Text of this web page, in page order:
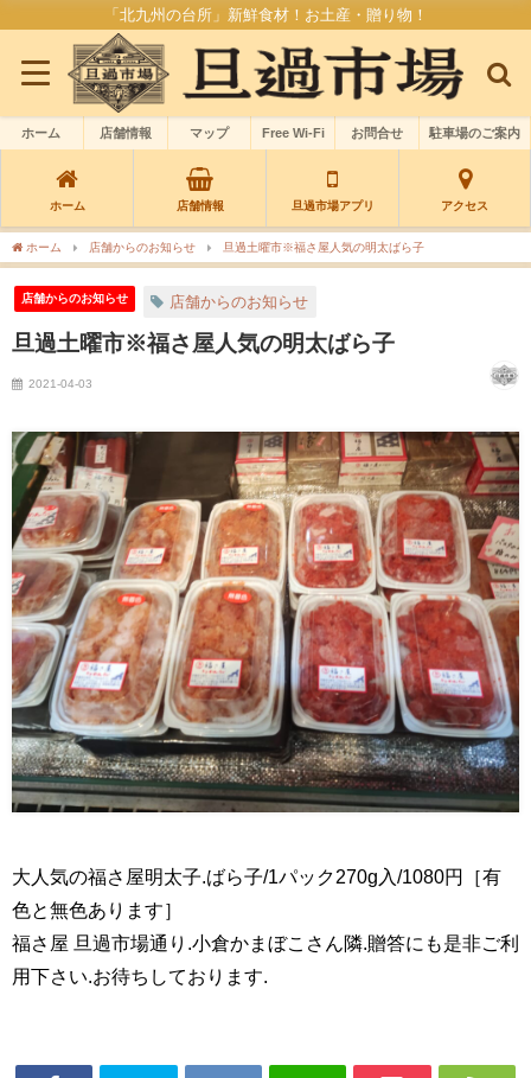
「北九州の台所」新鮮食材！お土産・贈り物！
ホーム 店舗情報 マップ Free Wi-Fi お問合せ 駐車場のご案内
ホーム 店舗情報 旦過市場アプリ アクセス
ホーム 店舗からのお知らせ 旦過土曜市※福さ屋人気の明太ばら子
店舗からのお知らせ 店舗からのお知らせ
旦過土曜市※福さ屋人気の明太ばら子
2021-04-03
大人気の福さ屋明太子.ばら子/1パック270g入/1080円［有
色と無色あります］
福さ屋 旦過市場通り.小倉かまぼこさん隣.贈答にも是非ご利
用下さい.お待ちしております.